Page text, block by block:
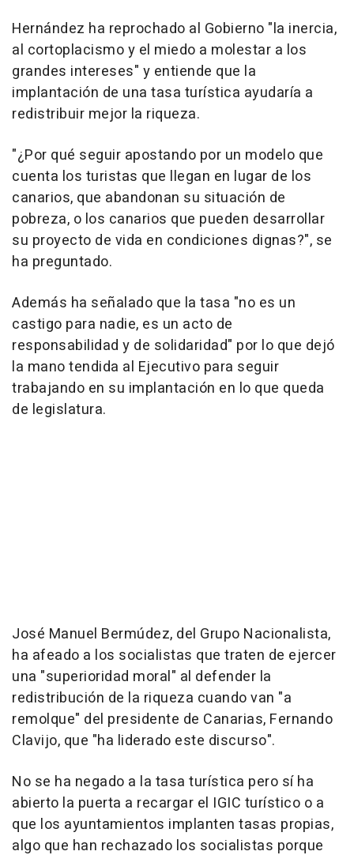
Hernández ha reprochado al Gobierno "la inercia,
al cortoplacismo y el miedo a molestar a los
grandes intereses" y entiende que la
implantación de una tasa turística ayudaría a
redistribuir mejor la riqueza.
"¿Por qué seguir apostando por un modelo que
cuenta los turistas que llegan en lugar de los
canarios, que abandonan su situación de
pobreza, o los canarios que pueden desarrollar
su proyecto de vida en condiciones dignas?", se
ha preguntado.
Además ha señalado que la tasa "no es un
castigo para nadie, es un acto de
responsabilidad y de solidaridad" por lo que dejó
la mano tendida al Ejecutivo para seguir
trabajando en su implantación en lo que queda
de legislatura.
José Manuel Bermúdez, del Grupo Nacionalista,
ha afeado a los socialistas que traten de ejercer
una "superioridad moral" al defender la
redistribución de la riqueza cuando van "a
remolque" del presidente de Canarias, Fernando
Clavijo, que "ha liderado este discurso".
No se ha negado a la tasa turística pero sí ha
abierto la puerta a recargar el IGIC turístico o a
que los ayuntamientos implanten tasas propias,
algo que han rechazado los socialistas porque